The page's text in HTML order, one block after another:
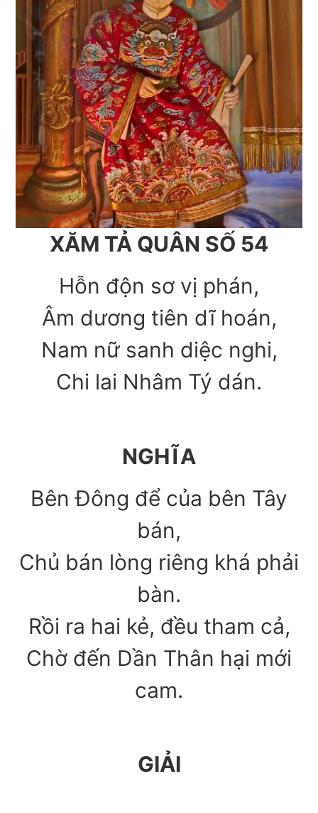
XĂM TẢ QUÂN SỐ 54
Hỗn độn sơ vị phán,
Âm dương tiên dĩ hoán,
Nam nữ sanh diệc nghi,
Chi lai Nhâm Tý dán.
NGHĨA
Bên Đông để của bên Tây
bán,
Chủ bán lòng riêng khá phải
bàn.
Rồi ra hai kẻ, đều tham cả,
Chờ đến Dần Thân hại mới
cam.
GIẢI